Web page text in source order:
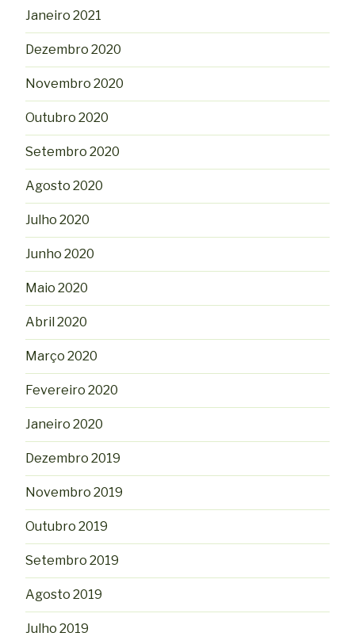
Janeiro 2021
Dezembro 2020
Novembro 2020
Outubro 2020
Setembro 2020
Agosto 2020
Julho 2020
Junho 2020
Maio 2020
Abril 2020
Março 2020
Fevereiro 2020
Janeiro 2020
Dezembro 2019
Novembro 2019
Outubro 2019
Setembro 2019
Agosto 2019
Julho 2019